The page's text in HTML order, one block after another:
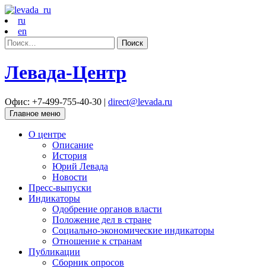
ru
en
Найти:
Левада-Центр
Офис: +7-499-755-40-30 | direct@levada.ru
Главное меню
О центре
Описание
История
Юрий Левада
Новости
Пресс-выпуски
Индикаторы
Одобрение органов власти
Положение дел в стране
Социально-экономические индикаторы
Отношение к странам
Публикации
Сборник опросов